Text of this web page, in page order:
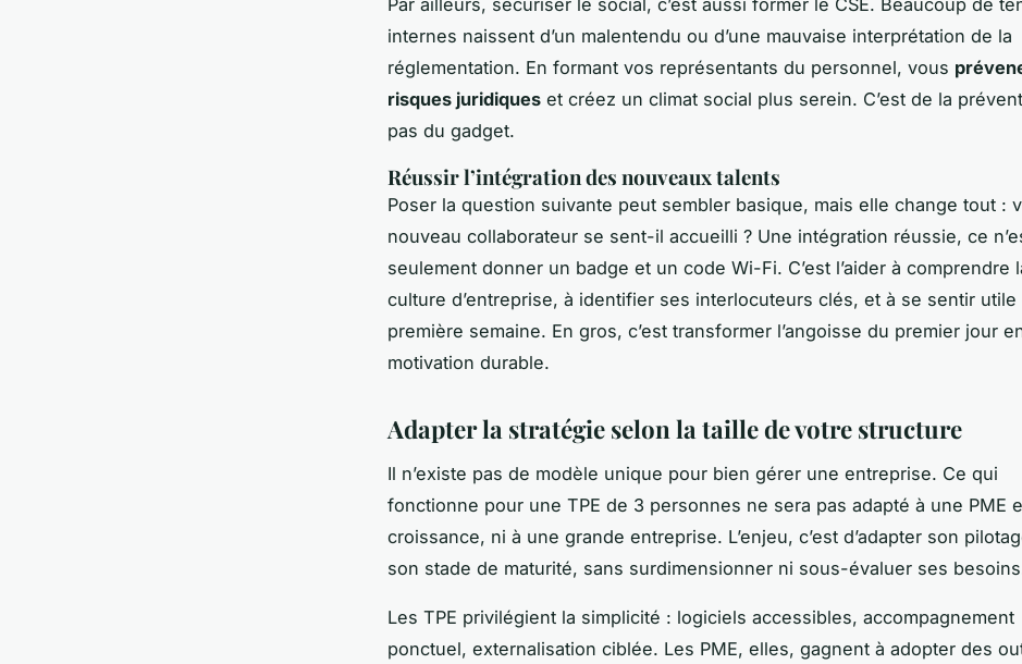
internes naissent d’un malentendu ou d’une mauvaise interprétation de la
réglementation. En formant vos représentants du personnel, vous
risques juridiques et créez un climat social plus serein. C’est de la
pas du gadget.
Réussir l’intégration des nouveaux talents
Poser la question suivante peut sembler basique, mais elle change tout :
nouveau collaborateur se sent-il accueilli ? Une intégration réussie, ce
seulement donner un badge et un code Wi-Fi. C’est l’aider à comprendre
culture d’entreprise, à identifier ses interlocuteurs clés, et à se sentir utile
première semaine. En gros, c’est transformer l’angoisse du premier jour
motivation durable.
Adapter la stratégie selon la taille de votre structure
Il n’existe pas de modèle unique pour bien gérer une entreprise. Ce qui
fonctionne pour une TPE de 3 personnes ne sera pas adapté à une PME
croissance, ni à une grande entreprise. L’enjeu, c’est d’adapter son
son stade de maturité, sans surdimensionner ni sous-évaluer ses
Les TPE privilégient la simplicité : logiciels accessibles, accompagnement
ponctuel, externalisation ciblée. Les PME, elles, gagnent à adopter des